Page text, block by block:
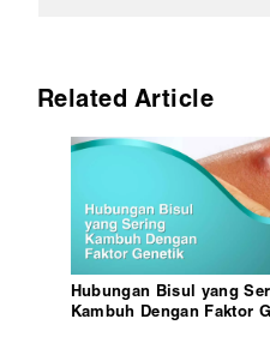
Related Article
Hubungan Bisul yang
Kambuh Dengan Faktor